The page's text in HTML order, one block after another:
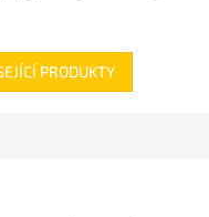
PRODUKTY